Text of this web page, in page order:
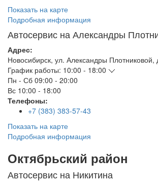
Показать на карте
Подробная информация
Автосервис на Александры
Адрес:
Новосибирск, ул. Александры Плотниковой,
График работы: 10:00 - 18:00
Пн - Сб 09:00 - 20:00
Вс 10:00 - 18:00
Телефоны:
+7 (383) 383-57-43
Показать на карте
Подробная информация
Октябрьский район
Автосервис на Никитина